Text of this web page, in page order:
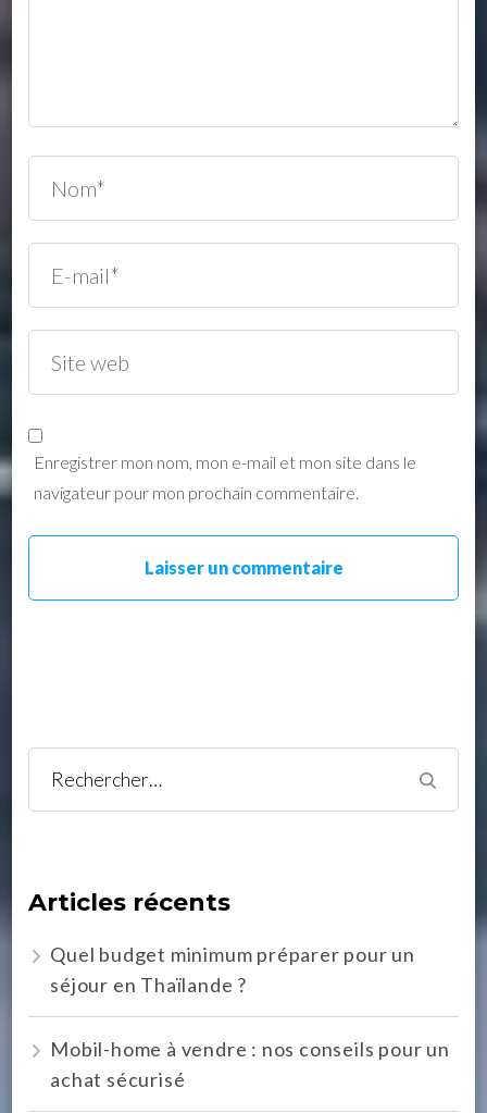
Enregistrer mon nom, mon e-mail et mon site dans le
navigateur pour mon prochain commentaire.
Rechercher :
Articles récents
Quel budget minimum préparer pour un
séjour en Thaïlande ?
Mobil-home à vendre : nos conseils pour un
achat sécurisé